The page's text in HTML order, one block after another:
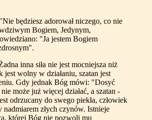
będziesz adorował niczego, co nie
Bogiem, Jedynym,
"Ja jestem Bogiem
inna siła nie jest mocniejsza niż
jest wolny w działaniu, szatan jest
Gdy jednak Bóg mówi: "Dosyć
może już więcej działać, a szatan -
odrzucany do swego piekła, człowiek
nadmiarem złych czynów. Istnieje
której Bóg nie pozwoli mu